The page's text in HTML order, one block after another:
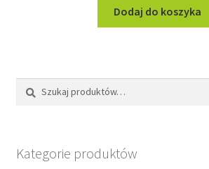
Dodaj do koszyka
Kategorie produktów